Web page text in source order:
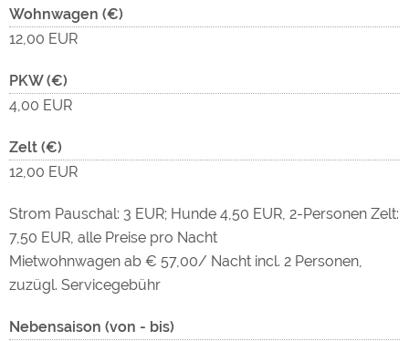
Wohnwagen (€)
12,00 EUR
PKW (€)
4,00 EUR
Zelt (€)
12,00 EUR
Strom Pauschal: 3 EUR; Hunde 4,50 EUR, 2-Personen Zelt:
7,50 EUR, alle Preise pro Nacht
Mietwohnwagen ab € 57,00/ Nacht incl. 2 Personen,
zuzügl. Servicegebühr
Nebensaison (von - bis)